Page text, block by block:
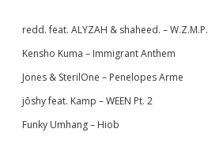
redd. feat. ALYZAH & shaheed. – W.Z.M.P.
Kensho Kuma – Immigrant Anthem
Jones & SterilOne – Penelopes Arme
jōshy feat. Kamp – WEEN Pt. 2
Funky Umhang – Hiob